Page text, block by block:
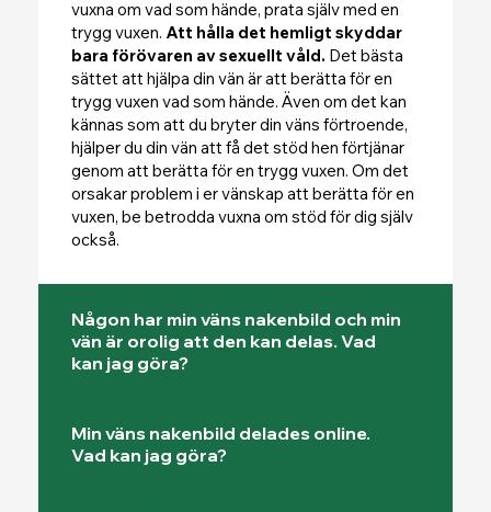
vuxna om vad som hände, prata själv med en
trygg vuxen. Att hålla det hemligt skyddar
bara förövaren av sexuellt våld. Det bästa
sättet att hjälpa din vän är att berätta för en
trygg vuxen vad som hände. Även om det kan
kännas som att du bryter din väns förtroende,
hjälper du din vän att få det stöd hen förtjänar
genom att berätta för en trygg vuxen. Om det
orsakar problem i er vänskap att berätta för en
vuxen, be betrodda vuxna om stöd för dig själv
också.
Någon har min väns nakenbild och min
vän är orolig att den kan delas. Vad
kan jag göra?
Min väns nakenbild delades online.
Vad kan jag göra?